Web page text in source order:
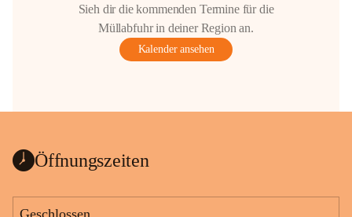
Sieh dir die kommenden Termine für die
Müllabfuhr in deiner Region an.
Kalender ansehen
Öffnungszeiten
Geschlossen